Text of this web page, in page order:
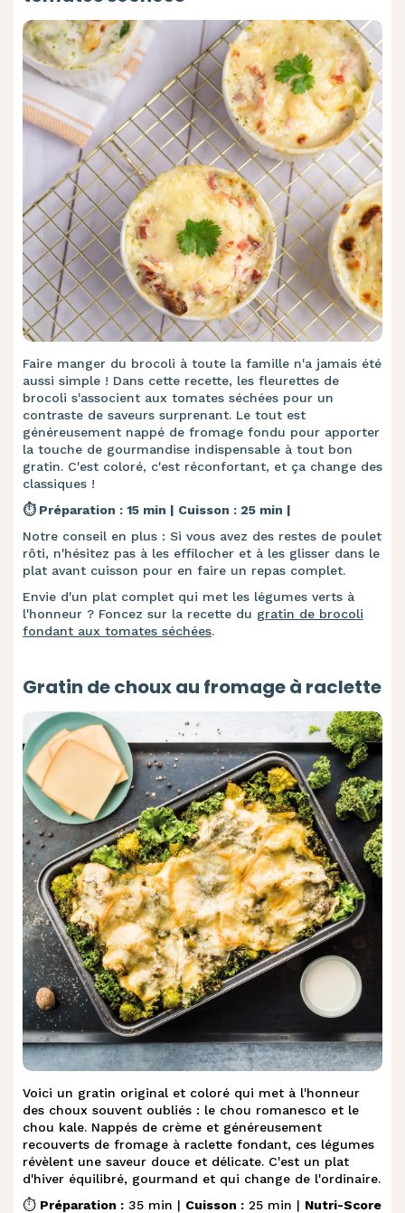
Faire manger du brocoli à toute la famille n'a jamais été
aussi simple ! Dans cette recette, les fleurettes de
brocoli s'associent aux tomates séchées pour un
contraste de saveurs surprenant. Le tout est
généreusement nappé de fromage fondu pour apporter
la touche de gourmandise indispensable à tout bon
gratin. C'est coloré, c'est réconfortant, et ça change des
classiques !
⏱️ Préparation : 15 min | Cuisson : 25 min |
Notre conseil en plus : Si vous avez des restes de poulet
rôti, n'hésitez pas à les effilocher et à les glisser dans le
plat avant cuisson pour en faire un repas complet.
Envie d'un plat complet qui met les légumes verts à
l'honneur ? Foncez sur la recette du gratin de brocoli
fondant aux tomates séchées.
Gratin de choux au fromage à raclette
Voici un gratin original et coloré qui met à l'honneur
des choux souvent oubliés : le chou romanesco et le
chou kale. Nappés de crème et généreusement
recouverts de fromage à raclette fondant, ces légumes
révèlent une saveur douce et délicate. C'est un plat
d'hiver équilibré, gourmand et qui change de l'ordinaire.
⏱️ Préparation : 35 min | Cuisson : 25 min | Nutri-Score